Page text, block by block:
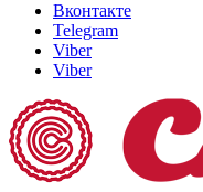
Вконтакте
Telegram
Viber
Viber